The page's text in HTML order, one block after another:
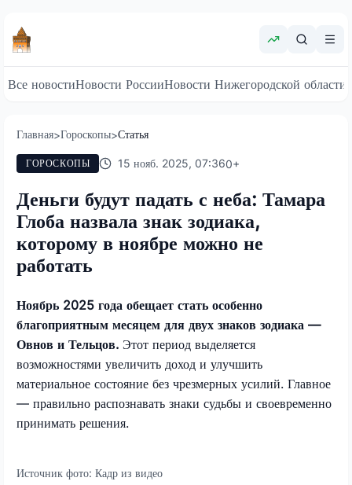
Все новостиНовости РоссииНовости Нижегородской области
Главная>Гороскопы>Статья
ГОРОСКОПЫ 15 нояб. 2025, 07:360+
Деньги будут падать с неба: Тамара
Глоба назвала знак зодиака,
которому в ноябре можно не
работать
Ноябрь 2025 года обещает стать особенно
благоприятным месяцем для двух знаков зодиака —
Овнов и Тельцов. Этот период выделяется
возможностями увеличить доход и улучшить
материальное состояние без чрезмерных усилий. Главное
— правильно распознавать знаки судьбы и своевременно
принимать решения.
Источник фото: Кадр из видео